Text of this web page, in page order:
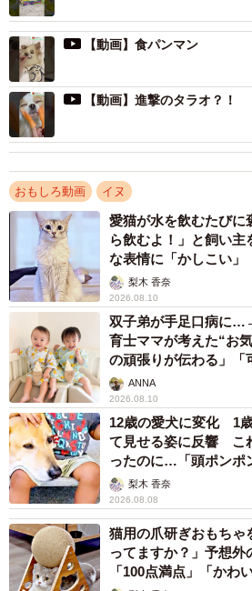
【動画】食パンマン
【動画】進撃のタラオ？！
おもしろ動画 イヌ
愛猫が水を飲むたび
ら飲むよ！」と飼い
な表情に「かしこい」
梨木 香奈
2026.08.10
双子弟が手足口病に
育士ママが考えた“お
の頑張りが伝わる」「
ANNA
2026.08.10
12歳の愛犬に変化 1
て見せる姿に反響 こ
ったのに…「頭ポンポ
「尊…」
梨木 香奈
2026.08.08
猫用の爪研ぎおもち
ってますか？」予想
「100点満点」「かわ